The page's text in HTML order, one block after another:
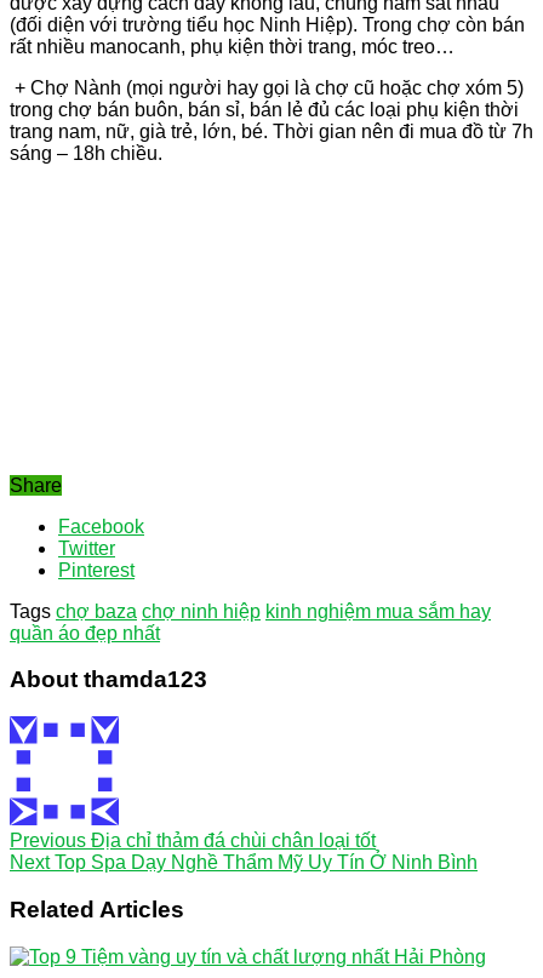
(đối diện với trường tiểu học Ninh Hiệp). Trong chợ còn bán
rất nhiều manocanh, phụ kiện thời trang, móc treo…
+ Chợ Nành (mọi người hay gọi là chợ cũ hoặc chợ xóm 5)
trong chợ bán buôn, bán sỉ, bán lẻ đủ các loại phụ kiện thời
trang nam, nữ, già trẻ, lớn, bé. Thời gian nên đi mua đồ từ 7h
sáng – 18h chiều.
Share
Facebook
Twitter
Pinterest
Tags chợ baza chợ ninh hiệp kinh nghiệm mua sắm hay
quần áo đẹp nhất
About thamda123
Previous Địa chỉ thảm đá chùi chân loại tốt
NextTop Spa Dạy Nghề Thẩm Mỹ Uy Tín Ở Ninh Bình
Related Articles